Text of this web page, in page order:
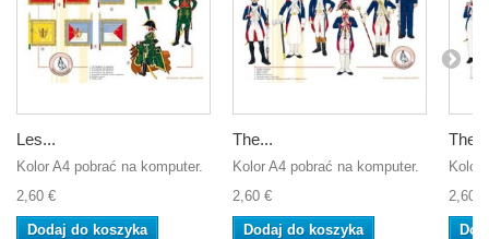
Les...
Kolor A4 pobrać na komputer.
2,60 €
Dodaj do koszyka
The...
Kolor A4 pobrać na komputer.
2,60 €
Dodaj do koszyka
The
Kolor
2,60 €